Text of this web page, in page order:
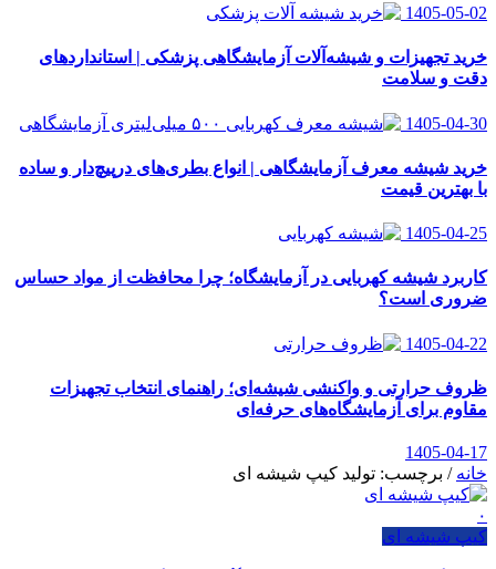
1405-05-02
خرید تجهیزات و شیشه‌آلات آزمایشگاهی پزشکی | استانداردهای
دقت و سلامت
1405-04-30
خرید شیشه معرف آزمایشگاهی | انواع بطری‌های در‌پیچ‌دار و ساده
با بهترین قیمت
1405-04-25
کاربرد شیشه کهربایی در آزمایشگاه؛ چرا محافظت از مواد حساس
ضروری است؟
1405-04-22
ظروف حرارتی و واکنشی شیشه‌ای؛ راهنمای انتخاب تجهیزات
مقاوم برای آزمایشگاه‌های حرفه‌ای
1405-04-17
خانه / برچسب: تولید کیپ شیشه ای
۰
کیپ شیشه ای